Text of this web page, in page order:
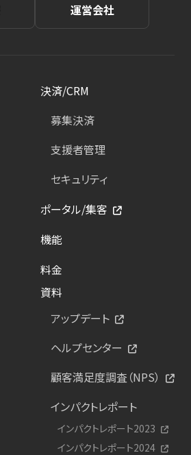
運営会社
決済/CRM
募集決済
支援者管理
セキュリティ
ポータル/集客
機能
料金
資料
アップデート
ヘルプセンター
顧客満足度調査（NPS）
インパクトレポート
インパクトレポート2023
インパクトレポート2024